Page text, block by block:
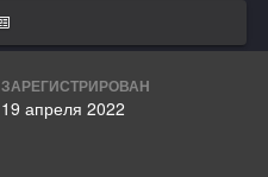
ЗАРЕГИСТРИРОВАН
19 апреля 2022